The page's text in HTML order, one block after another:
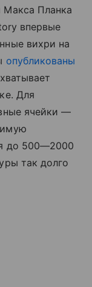
Макса Планка
впервые
вихри на
опубликованы
Для
ячейки —
до 500—2000
так долго